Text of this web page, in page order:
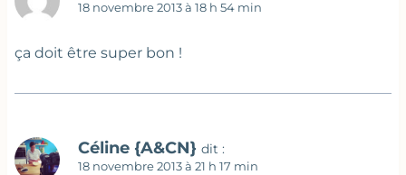
18 novembre 2013 à 18 h 54 min
ça doit être super bon !
Céline {A&CN} dit :
18 novembre 2013 à 21 h 17 min